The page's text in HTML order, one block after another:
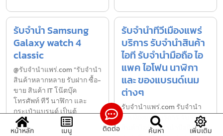
รับจำนำ Samsung
Galaxy watch 4
classic
@รับจำนำแพร่.com “รับจำนำ
สินค้าหลากหลาย รับฝาก ซื้อ-
ขาย สินค้า IT โน๊ตบุ๊ค
โทรศัพท์ ทีวี นาฬิกา และ
กระเป๋าแบรนด์ เป็นต้
รับจำนำทีวีเมืองแพร่
บริการ รับจำนำสินค้า
ไอที รับจำนำมือถือ ไอ
แพค ไอโฟน นาฬิกา
และ ของแบรนด์เนม
ต่างๆ
รับจํานําแพร่.com รับจำนำ
ทีวีเมืองแพร่ บริการ รับจำนำ
สินค้าไอที รับจำนำมือถือ รับ
หน้าหลัก เมนู ติดต่อ ค้นหา เพิ่มเติม